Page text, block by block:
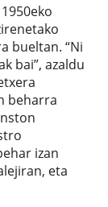
bueltan. “Ni
bai”, azaldu
beharra
izan
eta